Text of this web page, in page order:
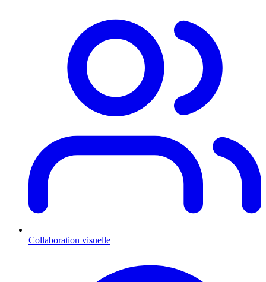
Collaboration visuelle